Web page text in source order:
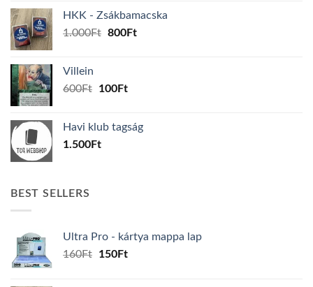
160Ft.150Ft.
HKK - Zsákbamacska
1.000Ft Original
800FtCurrent
Villein
600Ft
Original
600Ft.
100FtCurrent
100Ft.
Havi klub tagság
1.500Ft
BEST SELLERS
Ultra Pro - kártya mappa lap
160Ft
Original
150FtCurrent